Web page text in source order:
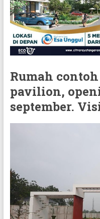
Rumah
pavilion,
september.